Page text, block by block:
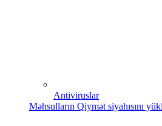
Antiviruslar
Məhsulların Qiymət siyahısını